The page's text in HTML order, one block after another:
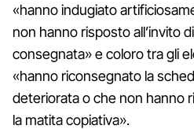
«hanno indugiato
non hanno risposto all’invito
consegnata» e coloro tra gli
«hanno riconsegnato la
deteriorata o che non hanno
la matita copiativa».